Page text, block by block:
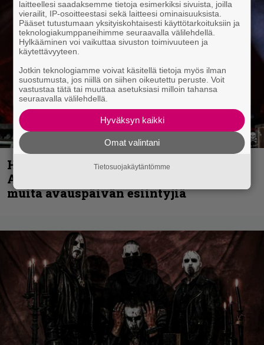
Hellsinki Metal Festival kuvina, osa 1 –
Accept, Carcass, Black Label Society ja
muita avauspäivän esiintyjiä
laitteellesi saadaksemme tietoja esimerkiksi sivuista, joilla
vierailit, IP-osoitteestasi sekä laitteesi ominaisuuksista.
Pääset tutustumaan yksityiskohtaisesti käyttötarkoituksiin ja
teknologiakumppaneihimme seuraavalla välilehdellä.
Hylkääminen voi vaikuttaa sivuston toimivuuteen ja
käytettävyyteen.
Jotkin teknologiamme voivat käsitellä tietoja myös ilman
suostumusta, jos niillä on siihen oikeutettu peruste. Voit
vastustaa tätä tai muuttaa asetuksiasi milloin tahansa
seuraavalla välilehdellä.
Hyväksyn kaikki
Omat valintani
Tietosuojakäytäntömme